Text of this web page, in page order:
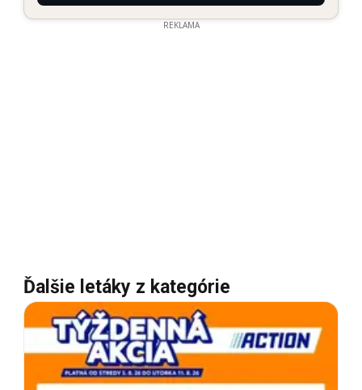
REKLAMA
Ďalšie letáky z kategórie